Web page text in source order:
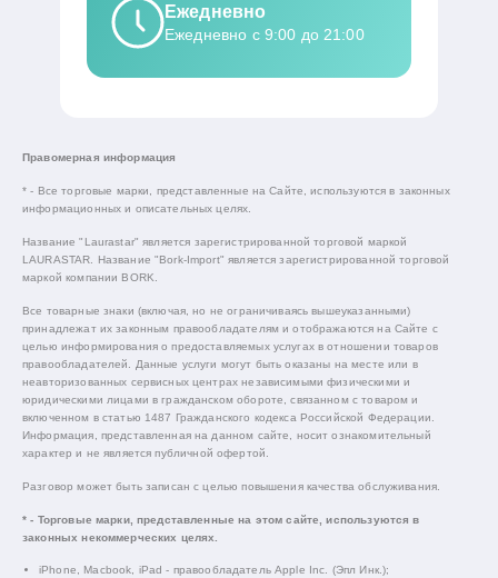
Ежедневно
Ежедневно с 9:00 до 21:00
Правомерная информация
* - Все торговые марки, представленные на Сайте, используются в законных
информационных и описательных целях.
Название "Laurastar" является зарегистрированной торговой маркой
LAURASTAR. Название "Bork-Import" является зарегистрированной торговой
маркой компании BORK.
Все товарные знаки (включая, но не ограничиваясь вышеуказанными)
принадлежат их законным правообладателям и отображаются на Сайте с
целью информирования о предоставляемых услугах в отношении товаров
правообладателей. Данные услуги могут быть оказаны на месте или в
неавторизованных сервисных центрах независимыми физическими и
юридическими лицами в гражданском обороте, связанном с товаром и
включенном в статью 1487 Гражданского кодекса Российской Федерации.
Информация, представленная на данном сайте, носит ознакомительный
характер и не является публичной офертой.
Разговор может быть записан с целью повышения качества обслуживания.
* - Торговые марки, представленные на этом сайте, используются в
законных некоммерческих целях.
iPhone, Macbook, iPad - правообладатель Apple Inc. (Эпл Инк.);